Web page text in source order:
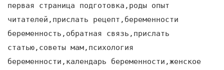
первая страница подготовка,роды опыт
читателей,прислать рецепт,беременности
беременность,обратная связь,прислать
статью,советы мам,психология
беременности,календарь беременности,женское